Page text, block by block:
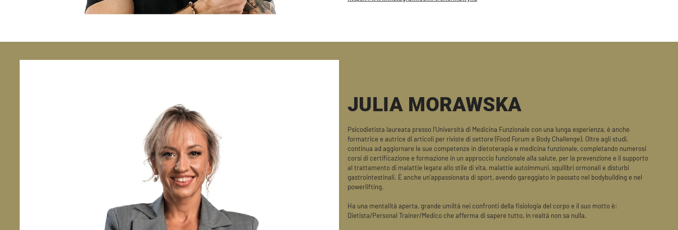
JULIA MORAWSKA
Psicodietista laureata presso l'Università di Medicina Funzionale con una lunga esperienza, è anche
formatrice e autrice di articoli per riviste di settore (Food Forum e Body Challenge). Oltre agli studi,
continua ad aggiornare le sue competenze in dietoterapia e medicina funzionale, completando numerosi
corsi di certificazione e formazione in un approccio funzionale alla salute, per la prevenzione e il supporto
al trattamento di malattie legate allo stile di vita, malattie autoimmuni, squilibri ormonali e disturbi
gastrointestinali. È anche un'appassionata di sport, avendo gareggiato in passato nel bodybuilding e nel
powerlifting.
Ha una mentalità aperta, grande umiltà nei confronti della fisiologia del corpo e il suo motto è:
Dietista/Personal Trainer/Medico che afferma di sapere tutto, in realtà non sa nulla.